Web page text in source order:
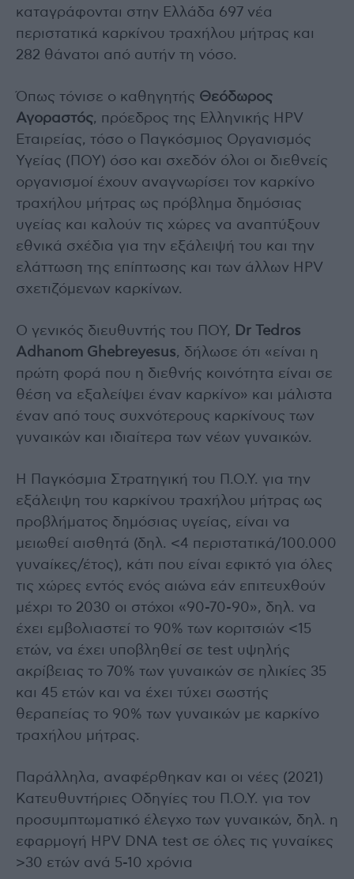
καταγράφονται στην Ελλάδα 697 νέα
περιστατικά καρκίνου τραχήλου μήτρας και
282 θάνατοι από αυτήν τη νόσο.
Όπως τόνισε ο καθηγητής Θεόδωρος
Αγοραστός, πρόεδρος της Ελληνικής HPV
Εταιρείας, τόσο ο Παγκόσμιος Οργανισμός
Υγείας (ΠΟΥ) όσο και σχεδόν όλοι οι διεθνείς
οργανισμοί έχουν αναγνωρίσει τον καρκίνο
τραχήλου μήτρας ως πρόβλημα δημόσιας
υγείας και καλούν τις χώρες να αναπτύξουν
εθνικά σχέδια για την εξάλειψή του και την
ελάττωση της επίπτωσης και των άλλων HPV
σχετιζόμενων καρκίνων.
Ο γενικός διευθυντής του ΠΟΥ,
Dr Tedros
Adhanom Ghebreyesus, δήλωσε ότι «είναι η
πρώτη φορά που η διεθνής κοινότητα είναι σε
θέση να εξαλείψει έναν καρκίνο» και μάλιστα
έναν από τους συχνότερους καρκίνους των
γυναικών και ιδιαίτερα των νέων γυναικών.
Η Παγκόσμια Στρατηγική του Π.Ο.Υ. για την
εξάλειψη του καρκίνου τραχήλου μήτρας ως
προβλήματος δημόσιας υγείας, είναι να
μειωθεί αισθητά (δηλ. <4 περιστατικά/100.000
γυναίκες/έτος), κάτι που είναι εφικτό για όλες
τις χώρες εντός ενός αιώνα εάν επιτευχθούν
μέχρι το 2030 οι στόχοι «90-70-90», δηλ. να
έχει εμβολιαστεί το 90% των κοριτσιών <15
ετών, να έχει υποβληθεί σε test υψηλής
ακρίβειας το 70% των γυναικών σε ηλικίες 35
και 45 ετών και να έχει τύχει σωστής
θεραπείας το 90% των γυναικών με καρκίνο
τραχήλου μήτρας.
Παράλληλα, αναφέρθηκαν και οι νέες (2021)
Κατευθυντήριες Οδηγίες του Π.Ο.Υ. για τον
προσυμπτωματικό έλεγχο των γυναικών, δηλ. η
εφαρμογή HPV DNA test σε όλες τις γυναίκες
>30 ετών ανά 5-10 χρόνια